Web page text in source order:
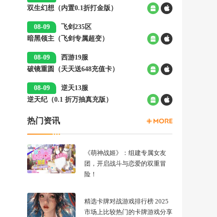
00:05
双生幻想（内置0.1折打金版）
08-09
00:05
飞剑235区
暗黑领主（飞剑专属超变）
08-09
00:05
西游19服
破镜重圆（天天送648充值卡）
08-09
00:05
逆天13服
逆天纪（0.1 折万抽真充版）
热门资讯
《萌神战姬》：组建专属女友
团，开启战斗与恋爱的双重冒
险！
精选卡牌对战游戏排行榜 2025
市场上比较热门的卡牌游戏分享